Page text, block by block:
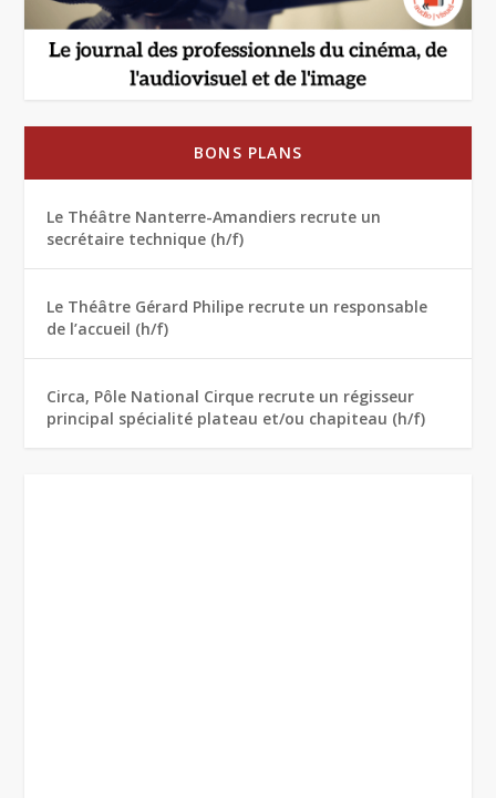
BONS PLANS
Le Théâtre Nanterre-Amandiers recrute un
secrétaire technique (h/f)
Le Théâtre Gérard Philipe recrute un responsable
de l’accueil (h/f)
Circa, Pôle National Cirque recrute un régisseur
principal spécialité plateau et/ou chapiteau (h/f)